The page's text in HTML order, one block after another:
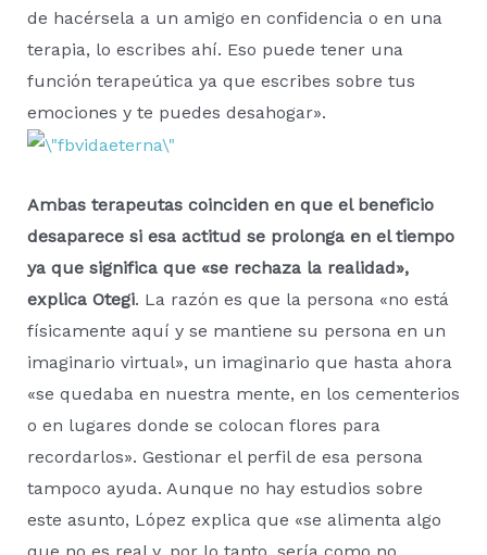
de hacérsela a un amigo en confidencia o en una
terapia, lo escribes ahí. Eso puede tener una
función terapeútica ya que escribes sobre tus
emociones y te puedes desahogar».
Ambas terapeutas coinciden en que el beneficio
desaparece si esa actitud se prolonga en el tiempo
ya que significa que «se rechaza la realidad»,
explica Otegi. La razón es que la persona «no está
físicamente aquí y se mantiene su persona en un
imaginario virtual», un imaginario que hasta ahora
«se quedaba en nuestra mente, en los cementerios
o en lugares donde se colocan flores para
recordarlos». Gestionar el perfil de esa persona
tampoco ayuda. Aunque no hay estudios sobre
este asunto, López explica que «se alimenta algo
que no es real y, por lo tanto, sería como no